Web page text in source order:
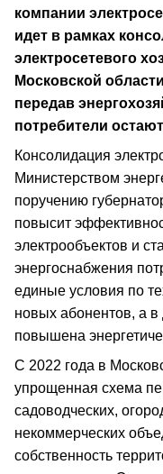
компании
идет в рамках
электросетевого
Московской
передав
потребители
Консолидация
Министерством
поручению
повысит
электрообъектов и
энергоснабжения
единые условия по
новых абонентов, а в
повышена
С 2022 года в
упрощенная схема
садоводческих,
некоммерческих
собственность